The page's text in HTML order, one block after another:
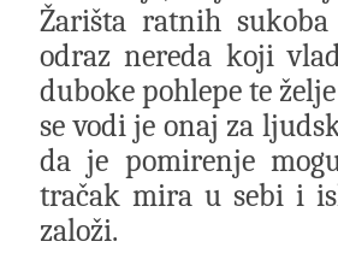
Žarišta ratnih
odraz nereda koji
duboke pohlepe te
se vodi je onaj za
da je pomirenje
tračak mira u sebi i
založi.